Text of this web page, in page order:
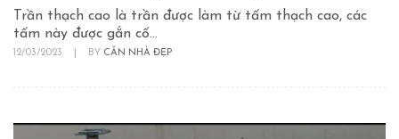
Trần thạch cao là trần được làm từ tấm thạch cao, các
tấm này được gắn cố...
12/03/2023 BY CĂN NHÀ ĐẸP